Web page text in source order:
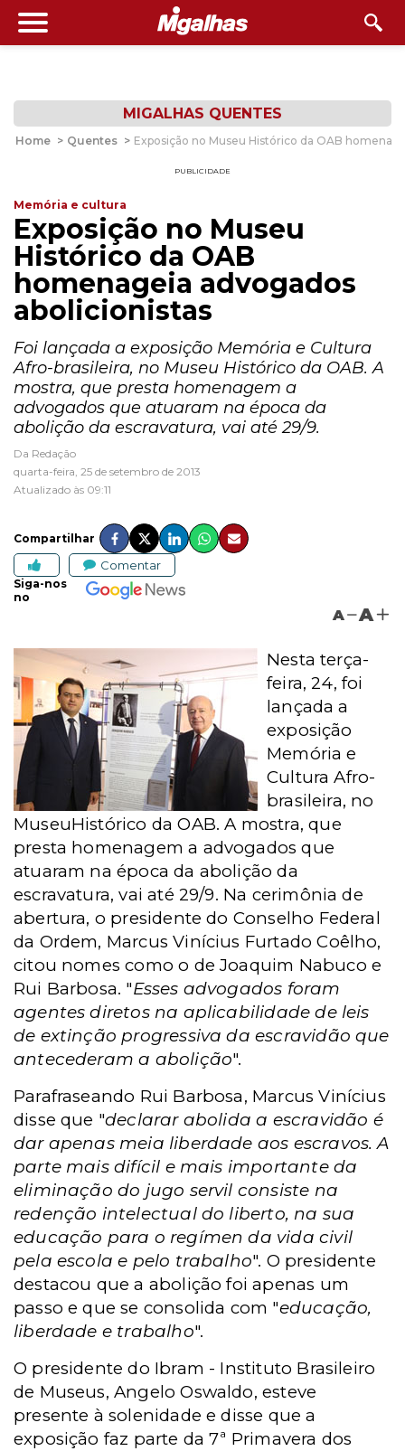
MIGALHAS QUENTES
Home > Quentes > Exposição no Museu Histórico da OAB
PUBLICIDADE
Memória e cultura
Exposição no Museu
Histórico da OAB
homenageia advogados
abolicionistas
Foi lançada a exposição Memória e Cultura
Afro-brasileira, no Museu Histórico da OAB. A
mostra, que presta homenagem a
advogados que atuaram na época da
abolição da escravatura, vai até 29/9.
Da Redação
quarta-feira, 25 de setembro de 2013
Atualizado às 09:11
Compartilhar
Comentar
Siga-nos
no
A A
Nesta terça-
feira, 24, foi
lançada a
exposição
Memória e
Cultura Afro-
brasileira, no
MuseuHistórico da OAB. A mostra, que
presta homenagem a advogados que
atuaram na época da abolição da
escravatura, vai até 29/9. Na cerimônia de
abertura, o presidente do Conselho Federal
da Ordem, Marcus Vinícius Furtado Coêlho,
citou nomes como o de Joaquim Nabuco e
Rui Barbosa. "Esses advogados foram
agentes diretos na aplicabilidade de leis
de extinção progressiva da escravidão que
antecederam a abolição".
Parafraseando Rui Barbosa, Marcus Vinícius
disse que "declarar abolida a escravidão é
dar apenas meia liberdade aos escravos. A
parte mais difícil e mais importante da
eliminação do jugo servil consiste na
redenção intelectual do liberto, na sua
educação para o regímen da vida civil
pela escola e pelo trabalho". O presidente
destacou que a abolição foi apenas um
passo e que se consolida com "educação,
liberdade e trabalho".
O presidente do Ibram - Instituto Brasileiro
de Museus, Angelo Oswaldo, esteve
presente à solenidade e disse que a
exposição faz parte da 7ª Primavera dos